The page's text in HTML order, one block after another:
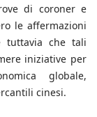
di coroner e
le affermazioni
tuttavia che tali
iniziative per
globale,
cinesi.